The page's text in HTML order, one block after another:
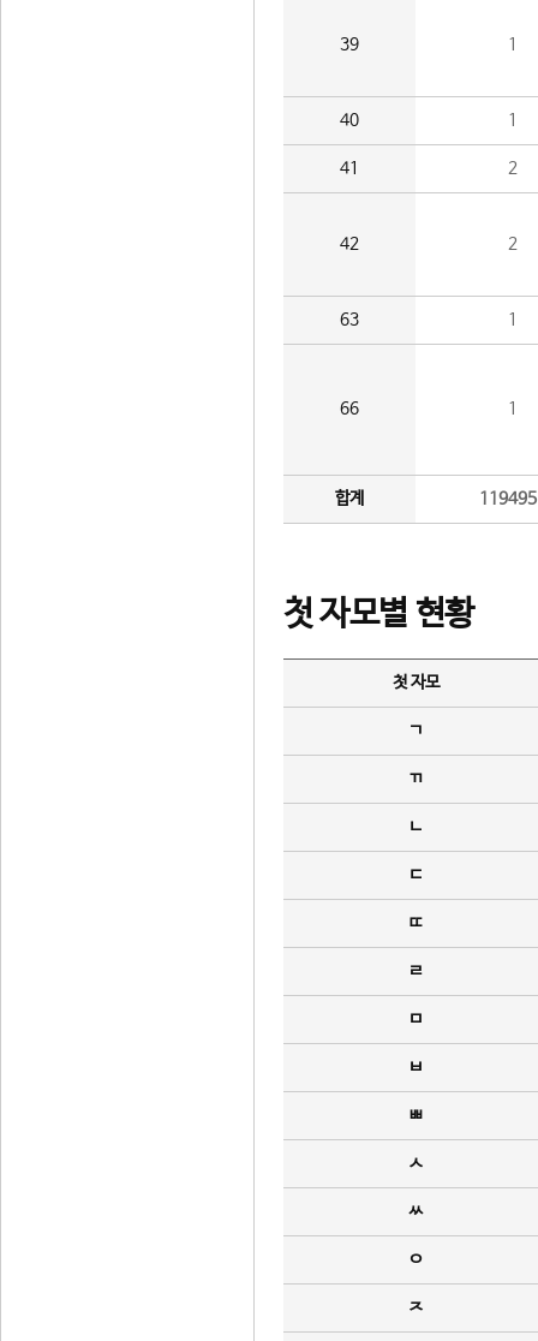
39 1
40 1
41 2
42 2
63 1
66 1
합계
첫 자모별 현황
첫 자모
ㄱ
ㄲ
ㄴ
ㄷ
ㄸ
ㄹ
ㅁ
ㅂ
ㅃ
ㅅ
ㅆ
ㅇ
ㅈ